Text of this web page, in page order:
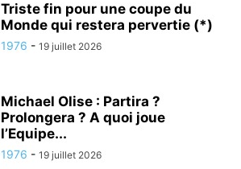
Triste fin pour une coupe du
Monde qui restera pervertie (*)
1976 - 19 juillet 2026
Michael Olise : Partira ?
Prolongera ? A quoi joue
l’Equipe...
1976 - 19 juillet 2026